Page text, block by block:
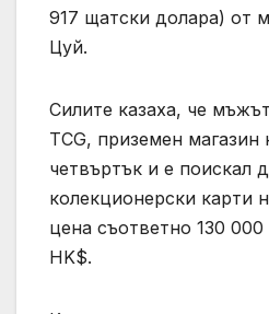
917 щатски долара) от
Цуй.
Силите казаха, че
TCG, приземен магазин
четвъртък и е поискал
колекционерски карти
цена съответно 130
HK$.